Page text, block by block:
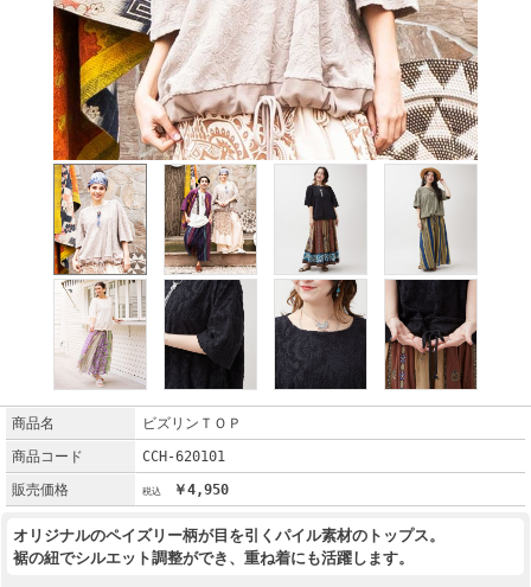
商品名
ビズリンＴＯＰ
商品コード
CCH-620101
販売価格
￥4,950
オリジナルのペイズリー柄が目を引くパイル素材のトップス。
裾の紐でシルエット調整ができ、重ね着にも活躍します。